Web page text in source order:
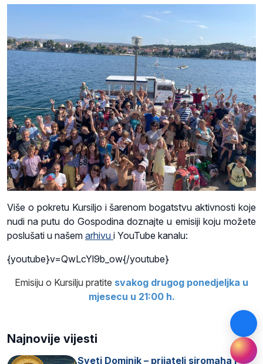
Više o pokretu Kursiljo i šarenom bogatstvu aktivnosti koje
nudi na putu do Gospodina doznajte u emisiji koju možete
poslušati u našem arhivu i YouTube kanalu:
{youtube}v=QwLcYl9b_ow{/youtube}
Emisiju o Kursilju pratite svakog drugog ponedjeljka u
mjesecu u 21:00 h.
Najnovije vijesti
Sveti Dominik – prijatelj siromaha i